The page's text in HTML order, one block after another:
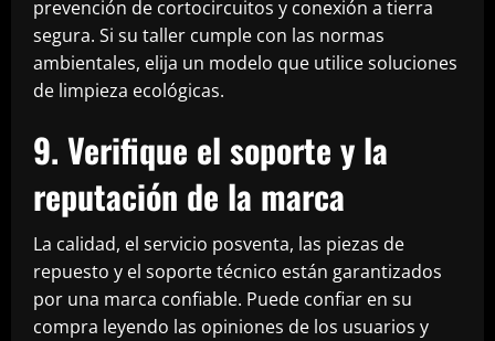
prevención de cortocircuitos y conexión a tierra
segura. Si su taller cumple con las normas
ambientales, elija un modelo que utilice soluciones
de limpieza ecológicas.
9. Verifique el soporte y la
reputación de la marca
La calidad, el servicio posventa, las piezas de
repuesto y el soporte técnico están garantizados
por una marca confiable. Puede confiar en su
compra leyendo las opiniones de los usuarios y